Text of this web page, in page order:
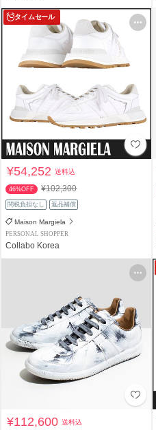
タイムセール
¥54,252送料込
46%OFF ¥102,300
関税負担なし 返品補償
Maison Margiela
PERSONAL SHOPPER
Collabo Korea
¥112,600送料込